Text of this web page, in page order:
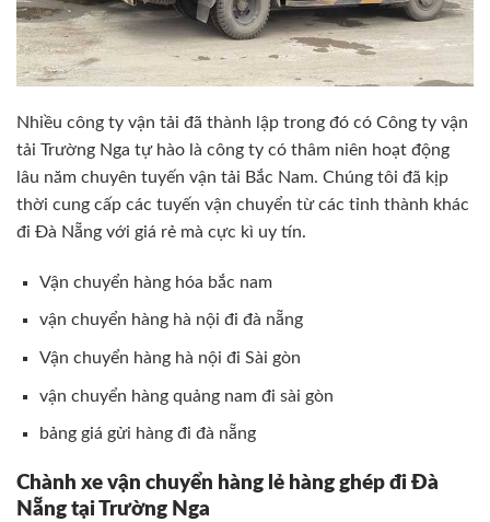
Nhiều công ty vận tải đã thành lập trong đó có Công ty vận
tải Trường Nga tự hào là công ty có thâm niên hoạt động
lâu năm chuyên tuyến vận tải Bắc Nam. Chúng tôi đã kịp
thời cung cấp các tuyến vận chuyển từ các tỉnh thành khác
đi Đà Nẵng với giá rẻ mà cực kì uy tín.
Vận chuyển hàng hóa bắc nam
vận chuyển hàng hà nội đi đà nẵng
Vận chuyển hàng hà nội đi Sài gòn
vận chuyển hàng quảng nam đi sài gòn
bảng giá gửi hàng đi đà nẵng
Chành xe vận chuyển hàng lẻ hàng ghép đi Đà
Nẵng tại Trường Nga